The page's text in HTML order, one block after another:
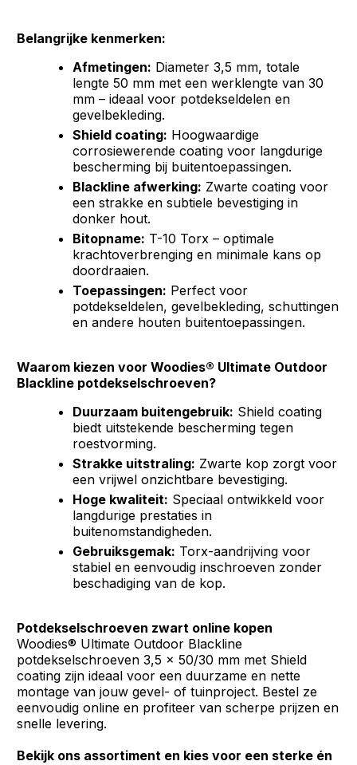
Belangrijke kenmerken:
Afmetingen: Diameter 3,5 mm, totale
lengte 50 mm met een werklengte van 30
mm – ideaal voor potdekseldelen en
gevelbekleding.
Shield coating: Hoogwaardige
corrosiewerende coating voor langdurige
bescherming bij buitentoepassingen.
Blackline afwerking: Zwarte coating voor
een strakke en subtiele bevestiging in
donker hout.
Bitopname: T-10 Torx – optimale
krachtoverbrenging en minimale kans op
doordraaien.
Toepassingen: Perfect voor
potdekseldelen, gevelbekleding, schuttingen
en andere houten buitentoepassingen.
Waarom kiezen voor Woodies® Ultimate Outdoor
Blackline potdekselschroeven?
Duurzaam buitengebruik: Shield coating
biedt uitstekende bescherming tegen
roestvorming.
Strakke uitstraling: Zwarte kop zorgt voor
een vrijwel onzichtbare bevestiging.
Hoge kwaliteit: Speciaal ontwikkeld voor
langdurige prestaties in
buitenomstandigheden.
Gebruiksgemak: Torx-aandrijving voor
stabiel en eenvoudig inschroeven zonder
beschadiging van de kop.
Potdekselschroeven zwart online kopen
Woodies® Ultimate Outdoor Blackline
potdekselschroeven 3,5 x 50/30 mm met Shield
coating zijn ideaal voor een duurzame en nette
montage van jouw gevel- of tuinproject. Bestel ze
eenvoudig online en profiteer van scherpe prijzen en
snelle levering.
Bekijk ons assortiment en kies voor een sterke én